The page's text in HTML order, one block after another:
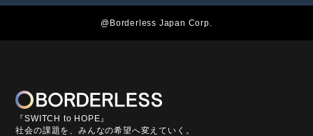
@Borderless Japan Corp.
『SWITCH to HOPE』
社会の課題を、みんなの希望へ変えていく。